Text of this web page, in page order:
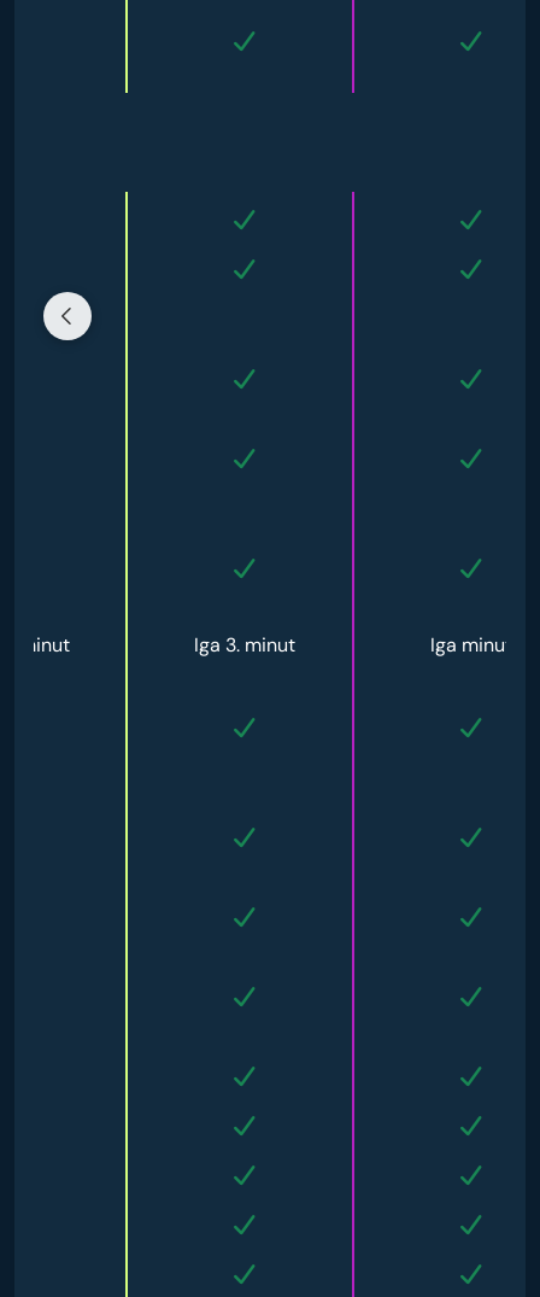
minut Iga 3. minut Iga minut